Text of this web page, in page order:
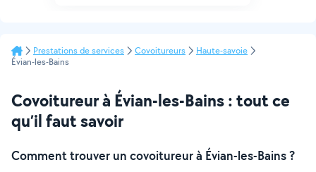
Prestations de services Covoitureurs
Haute-savoie
Évian-les-Bains
Covoitureur à Évian-les-Bains : tout ce
qu’il faut savoir
Comment trouver un covoitureur à Évian-les-Bains ?